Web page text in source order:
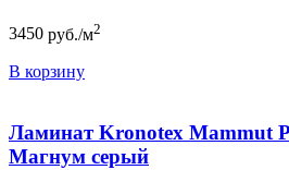
3450 руб./м2
В корзину
Ламинат Kronotex Mammut
Магнум серый